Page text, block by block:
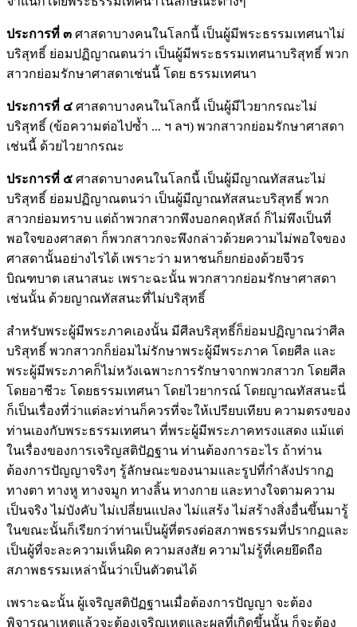
ประการที่ ๓ ศาสดาบางคนในโลกนี้ เป็นผู้มีพระธรรมเทศนาไม่
บริสุทธิ์ ย่อมปฏิญาณตนว่า เป็นผู้มีพระธรรมเทศนาบริสุทธิ์ พวก
สาวกย่อมรักษาศาสดาเช่นนี้ โดย ธรรมเทศนา
ประการที่ ๔ ศาสดาบางคนในโลกนี้ เป็นผู้มีไวยากรณะไม่
บริสุทธิ์ (ข้อความต่อไปซ้ำ ... ฯ ลฯ) พวกสาวกย่อมรักษาศาสดา
เช่นนี้ ด้วยไวยากรณะ
ประการที่ ๕ ศาสดาบางคนในโลกนี้ เป็นผู้มีญาณทัสสนะไม่
บริสุทธิ์ ย่อมปฏิญาณตนว่า เป็นผู้มีญาณทัสสนะบริสุทธิ์ พวก
สาวกย่อมทราบ แต่ถ้าพวกสาวกพึงบอกคฤหัสถ์ ก็ไม่พึงเป็นที่
พอใจของศาสดา ก็พวกสาวกจะพึงกล่าวด้วยความไม่พอใจของ
ศาสดานั้นอย่างไรได้ เพราะว่า มหาชนก็ยกย่องด้วยจีวร
บิณฑบาต เสนาสนะ เพราะฉะนั้น พวกสาวกย่อมรักษาศาสดา
เช่นนั้น ด้วยญาณทัสสนะที่ไม่บริสุทธิ์
สำหรับพระผู้มีพระภาคเองนั้น มีศีลบริสุทธิ์ก็ย่อมปฏิญาณว่าศีล
บริสุทธิ์ พวกสาวกก็ย่อมไม่รักษาพระผู้มีพระภาค โดยศีล และ
พระผู้มีพระภาคก็ไม่หวังเฉพาะการรักษาจากพวกสาวก โดยศีล
โดยอาชีวะ โดยธรรมเทศนา โดยไวยากรณ์ โดยญาณทัสสนะนี่
ก็เป็นเรื่องที่ว่าแต่ละท่านก็ควรที่จะให้เปรียบเทียบ ความตรงของ
ท่านเองกับพระธรรมเทศนา ที่พระผู้มีพระภาคทรงแสดง แม้แต่
ในเรื่องของการเจริญสติปัฏฐาน ท่านต้องการอะไร ถ้าท่าน
ต้องการปัญญาจริงๆ รู้ลักษณะของนามและรูปที่กำลังปรากฏ
ทางตา ทางหู ทางจมูก ทางลิ้น ทางกาย และทางใจตามความ
เป็นจริง ไม่บังคับ ไม่เปลี่ยนแปลง ไม่แสร้ง ไม่สร้างสิ่งอื่นขึ้นมารู้
ในขณะนั้นก็เรียกว่าท่านเป็นผู้ที่ตรงต่อสภาพธรรมที่ปรากฏและ
เป็นผู้ที่จะละความเห็นผิด ความสงสัย ความไม่รู้ที่เคยยึดถือ
สภาพธรรมเหล่านั้นว่าเป็นตัวตนได้
เพราะฉะนั้น ผู้เจริญสติปัฏฐานเมื่อต้องการปัญญา จะต้อง
พิจารณาเหตุแล้วจะต้องเจริญเหตุและผลที่เกิดขึ้นนั้น ก็จะต้อง